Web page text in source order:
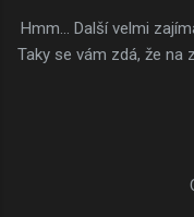
Hmm... Další velmi
Taky se vám zdá, že na